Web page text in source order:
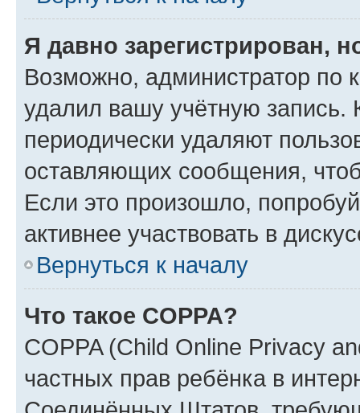
Я давно зарегистрирован,
Возможно, администратор по
удалил вашу учётную запись.
периодически удаляют
оставляющих сообщения,
Если это произошло,
активнее участвовать в
Вернуться к началу
Что такое COPPA?
COPPA (Child Online Privacy
частных прав ребёнка в